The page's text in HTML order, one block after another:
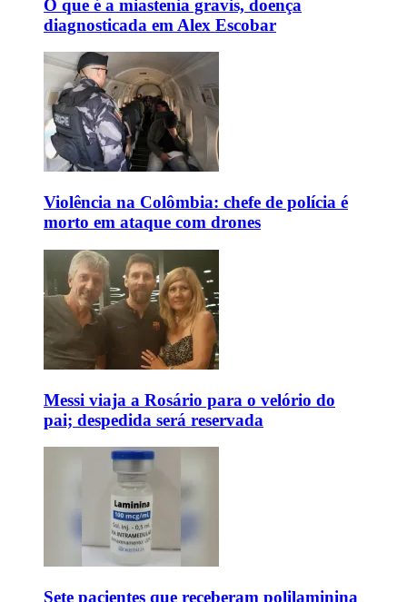
O que é a miastenia gravis, doença
diagnosticada em Alex Escobar
Violência na Colômbia: chefe de polícia é
morto em ataque com drones
Messi viaja a Rosário para o velório do
pai; despedida será reservada
Sete pacientes que receberam polilaminina